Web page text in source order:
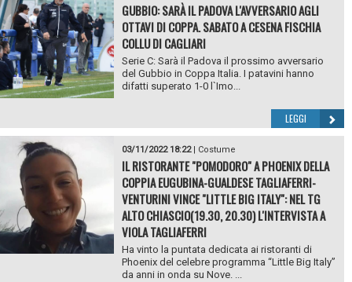
GUBBIO: SARÀ IL PADOVA L'AVVERSARIO AGLI
OTTAVI DI COPPA. SABATO A CESENA FISCHIA
COLLU DI CAGLIARI
Serie C: Sarà il Padova il prossimo avversario
del Gubbio in Coppa Italia. I patavini hanno
difatti superato 1-0 l`Imo...
LEGGI
03/11/2022 18:22| Costume
IL RISTORANTE "POMODORO" A PHOENIX DELLA
COPPIA EUGUBINA-GUALDESE TAGLIAFERRI-
VENTURINI VINCE "LITTLE BIG ITALY": NEL TG
ALTO CHIASCIO(19.30, 20.30) L'INTERVISTA A
VIOLA TAGLIAFERRI
Ha vinto la puntata dedicata ai ristoranti di
Phoenix del celebre programma “Little Big Italy”
da anni in onda su Nove. ...